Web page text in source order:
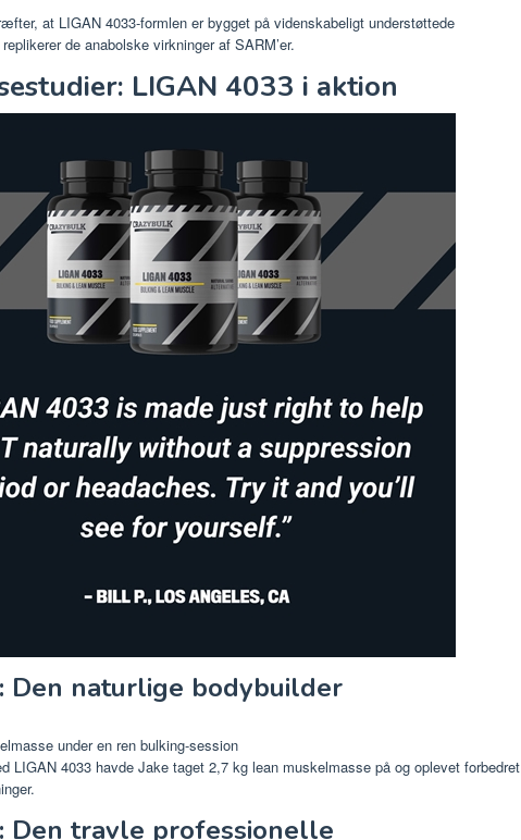
at LIGAN 4033-formlen er bygget på videnskabeligt understøttede
de anabolske virkninger af SARM’er.
LIGAN 4033 i aktion
Den naturlige bodybuilder
under en ren bulking-session
LIGAN 4033 havde Jake taget 2,7 kg lean muskelmasse på og oplevet forbedret
Den travle professionelle